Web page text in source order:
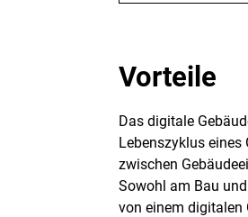
Vorteile
Das digitale
Lebenszyklus
zwischen
Sowohl am Bau
von einem digitalen